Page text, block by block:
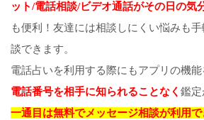
ット/電話相談/ビデオ通話がその日の気
も便利！友達には相談しにくい悩みも
談できます。
電話占いを利用する際にもアプリの機能
電話番号を相手に知られることなく 鑑定
一通目は無料でメッセージ相談が利用で